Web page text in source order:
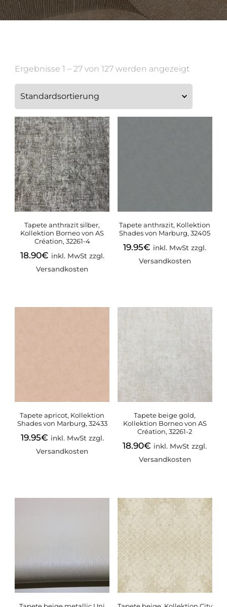
Ergebnisse 1 – 27 von 127 werden angezeigt
Tapete anthrazit silber,
Kollektion Borneo von AS
Création, 32261-4
18.90€ inkl. MwSt zzgl.
Versandkosten
Tapete anthrazit, Kollektion
Shades von Marburg, 32405
19.95€ inkl. MwSt zzgl.
Versandkosten
Tapete apricot, Kollektion
Shades von Marburg, 32433
19.95€ inkl. MwSt zzgl.
Versandkosten
Tapete beige gold,
Kollektion Borneo von AS
Création, 32261-2
18.90€ inkl. MwSt zzgl.
Versandkosten